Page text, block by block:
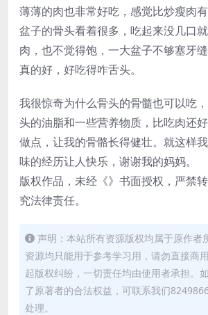
薄薄的肉也非常好吃，感觉比炒瘦肉
盆子的骨头看着很多，吃起来没几口
肉，也不觉得饱，一大盆子不够塞牙
真的好，好吃得咋舌头。
我很惊奇为什么骨头的骨髓也可以吃
头的油脂和一些营养物质，比吃肉还
做点，让我的骨骼长得健壮。就这样
味的经历让人快乐，谢谢我的妈妈。
版权作品，未经《》书面授权，严禁
究法律责任。
声明：本站所有资源版权均属于原作者
资源均只能用于参考学习用，请勿直接商
起版权纠纷，一切责任均由使用者承担。
了原著者的合法权益，可联系我们
处理。